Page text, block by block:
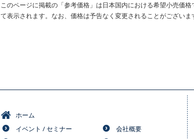
このページに掲載の「参考価格」は日本国内における希望小売価
て表示されます。なお、価格は予告なく変更されることがございま
ホーム
イベント / セミナー
会社概要